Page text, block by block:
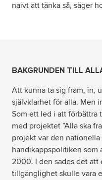
naivt att tänka så, säger
BAKGRUNDEN TILL
Att kunna ta sig fram, in,
självklarhet för alla. Men
Som ett led i att förbättra
med projektet ”Alla ska
projekt var den
handikappspolitiken som
2000. I den sades det
tillgänglighet skulle vara